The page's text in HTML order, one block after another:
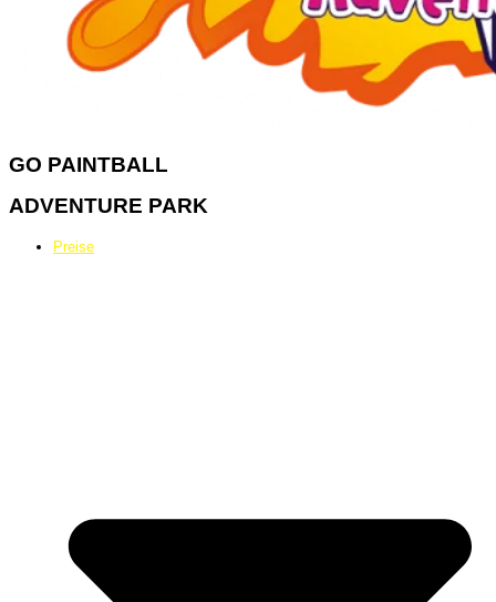
GO PAINTBALL
ADVENTURE PARK
Preise